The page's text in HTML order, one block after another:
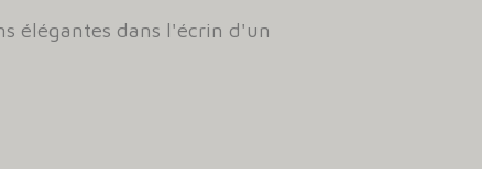
élégantes dans l'écrin d'un